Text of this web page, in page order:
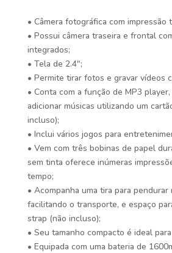
• Câmera fotográfica com impressão
• Possui câmera traseira e frontal
integrados;
• Tela de 2.4″;
• Permite tirar fotos e gravar vídeos
• Conta com a função de MP3
adicionar músicas utilizando um
incluso);
• Inclui vários jogos para
• Vem com três bobinas de papel
sem tinta oferece inúmeras
tempo;
• Acompanha uma tira para pendurar
facilitando o transporte, e espaço
strap (não incluso);
• Seu tamanho compacto é ideal
• Equipada com uma bateria de